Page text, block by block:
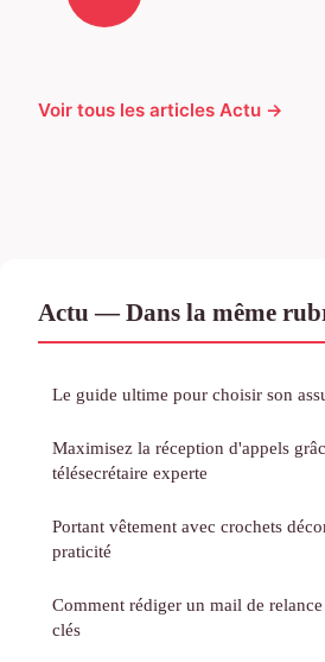
Voir tous les articles Actu →
Actu — Dans la même
Le guide ultime pour choisir son
Maximisez la réception d'appels
télésecrétaire experte
Portant vêtement avec crochets
praticité
Comment rédiger un mail de
clés